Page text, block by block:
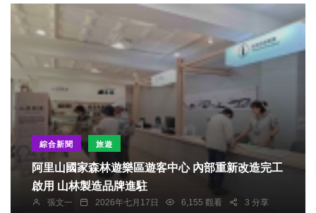
綜合新聞 旅遊
阿里山國家森林遊樂區遊客中心 內部重新改造完工
啟用 山林製造品牌進駐
張文一 2026年七月17日 6,155 觀看 3 分享